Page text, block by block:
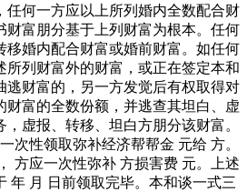
任何一方应以上所列婚内全数配合财
财富朋分基于上列财富为根本。任何
移婚内配合财富或婚前财富。如任何
所列财富外的财富，或正在签定本和
逃财富的，另一方发觉后有权取得对
财富的全数份额，并逃查其坦白、虚
虚报、转移、坦白方朋分该财富。
次性领取弥补经济帮帮金 元给 方。
方应一次性弥补 方损害费 元。上述
年 月 日前领取完毕。本和谈一式三